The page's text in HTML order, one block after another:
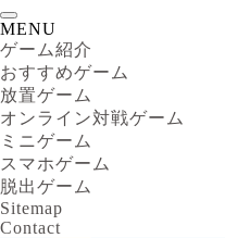
MENU
ゲーム紹介
おすすめゲーム
放置ゲーム
オンライン対戦ゲーム
ミニゲーム
スマホゲーム
脱出ゲーム
Sitemap
Contact